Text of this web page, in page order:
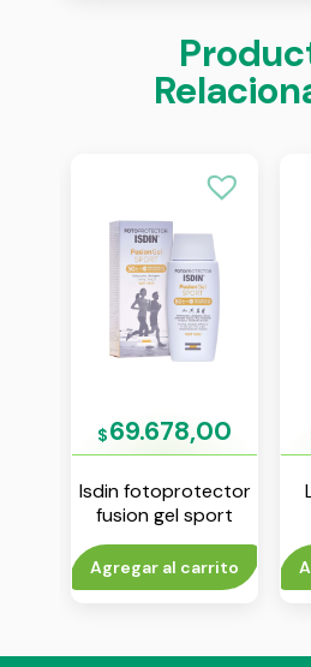
$69.678,00
Isdin fotoprotector
fusion gel sport
spf50 100 ml
Agregar al carrito